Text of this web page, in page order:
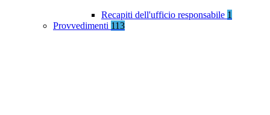
Recapiti dell'ufficio responsabile 1
Provvedimenti 113